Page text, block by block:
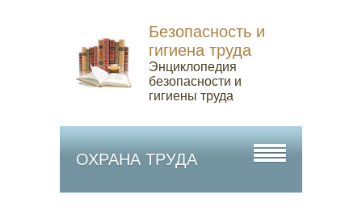
Безопасность и
гигиена труда
Энциклопедия
безопасности и
гигиены труда
ОХРАНА ТРУДА